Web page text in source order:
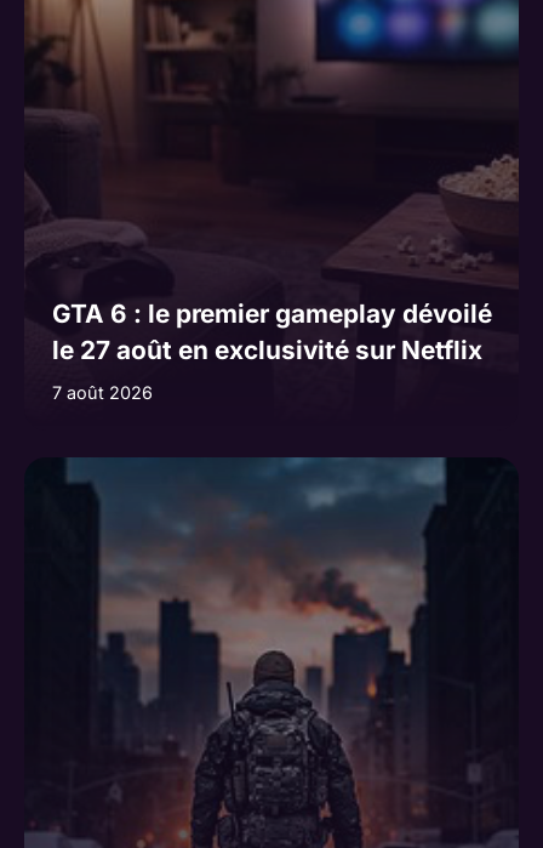
GTA 6 : le premier gameplay dévoilé
le 27 août en exclusivité sur Netflix
7 août 2026